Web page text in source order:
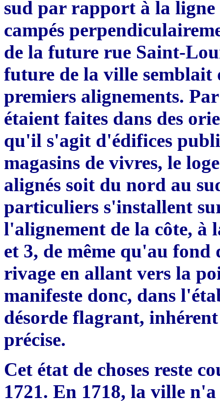
sud par rapport à la ligne
campés
de la future rue Saint-
future de la ville semblait
premiers alignements.
étaient faites dans des
qu'il s'agit d'édifices
magasins de vivres, le
alignés soit du nord au
particuliers s'installent
l'alignement de la côte, à
et 3, de même qu'au fond
rivage en allant vers la
manifeste donc, dans
désorde flagrant,
précise.
Cet état de choses reste
1721. En 1718, la ville n'a